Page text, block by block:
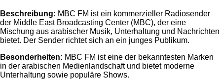
Beschreibung: MBC FM ist ein kommerzieller Radiosender
der Middle East Broadcasting Center (MBC), der eine
Mischung aus arabischer Musik, Unterhaltung und Nachrichten
bietet. Der Sender richtet sich an ein junges Publikum.
Besonderheiten: MBC FM ist eine der bekanntesten Marken
in der arabischen Medienlandschaft und bietet moderne
Unterhaltung sowie populäre Shows.